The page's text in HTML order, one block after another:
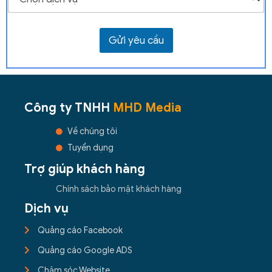
ạ
h
Gửi yêu cầu
Công ty TNHH MHD Media
Về chúng tôi
Tuyển dụng
Trợ giúp khách hàng
Chính sách bảo mật khách hàng
Dịch vụ
Quảng cáo Facebook
Quảng cáo Google ADS